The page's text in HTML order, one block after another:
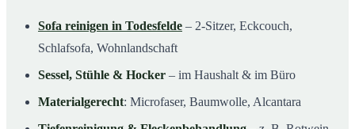
Sofa reinigen in Todesfelde – 2-Sitzer, Eckcouch,
Schlafsofa, Wohnlandschaft
Sessel, Stühle & Hocker – im Haushalt & im Büro
Materialgerecht: Microfaser, Baumwolle, Alcantara